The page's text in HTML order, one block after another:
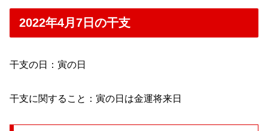
2022年4月7日の干支
干支の日：寅の日
干支に関すること：寅の日は金運将来日